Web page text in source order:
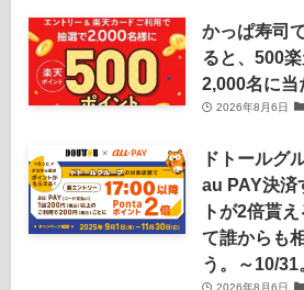
かっぱ寿司
ると、500
2,000名に当
2026年8月6日
ドトールグ
au PAY決済
トが2倍貰
て誰からも
う。～10/31